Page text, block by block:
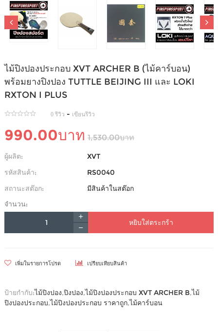
ไม้ปิงปองประกอบ XVT ARCHER B (ไม้คาร์บอน)
พร้อมยางปิงปอง TUTTLE BEIJING III และ LOKI
RXTON I PLUS
0 รีวิว - เขียนรีวิว
990.00บาท 1,530.00บาท
ผู้ผลิต:
XVT
รหัสสินค้า:
RS0040
สถานะสต๊อก:
มีสินค้าในสต๊อก
จำนวน:
หยิบใส่ตระกร้า
เพิ่มในรายการโปรด เปรียบเทียบสินค้า
ป้ายกำกับ:ไม้ปิงปอง,ปิงปอง,ไม้ปิงปองประกอบ XVT ARCHER B,ไม้
ปิงปองประกอบ,ไม้ปิงปองประกอบ ราคาถูก,ไม้คาร์บอน